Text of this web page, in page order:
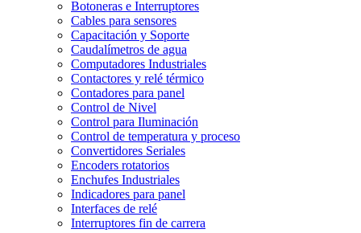
Botoneras e Interruptores
Cables para sensores
Capacitación y Soporte
Caudalímetros de agua
Computadores Industriales
Contactores y relé térmico
Contadores para panel
Control de Nivel
Control para Iluminación
Control de temperatura y proceso
Convertidores Seriales
Encoders rotatorios
Enchufes Industriales
Indicadores para panel
Interfaces de relé
Interruptores fin de carrera